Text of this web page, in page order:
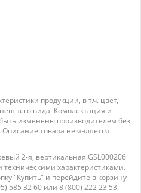
продукции, в т.ч. цвет,
вида. Комплектация и
изменены производителем без
товара не является
2-я, вертикальная GSL000206
характеристиками.
"Купить" и перейдите в корзину
585 32 60 или 8 (800) 222 23 53.